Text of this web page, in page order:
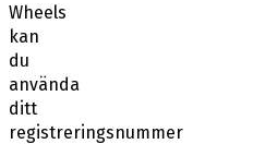
Wheels
kan
du
använda
ditt
registreringsnummer